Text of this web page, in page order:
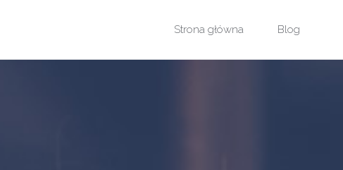
Strona główna Blog